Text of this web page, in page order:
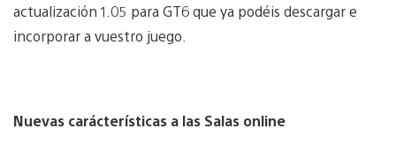
actualización 1.05 para GT6 que ya podéis descargar e
incorporar a vuestro juego.
Nuevas carácterísticas a las Salas online